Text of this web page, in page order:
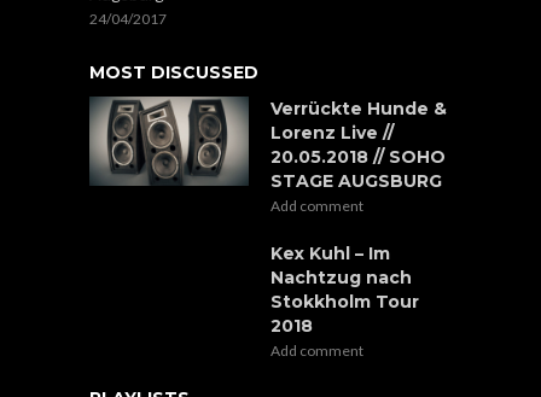
24/04/2017
MOST DISCUSSED
Verrückte Hunde &
Lorenz Live //
20.05.2018 // SOHO
STAGE AUGSBURG
Add comment
Kex Kuhl – Im
Nachtzug nach
Stokkholm Tour
2018
Add comment